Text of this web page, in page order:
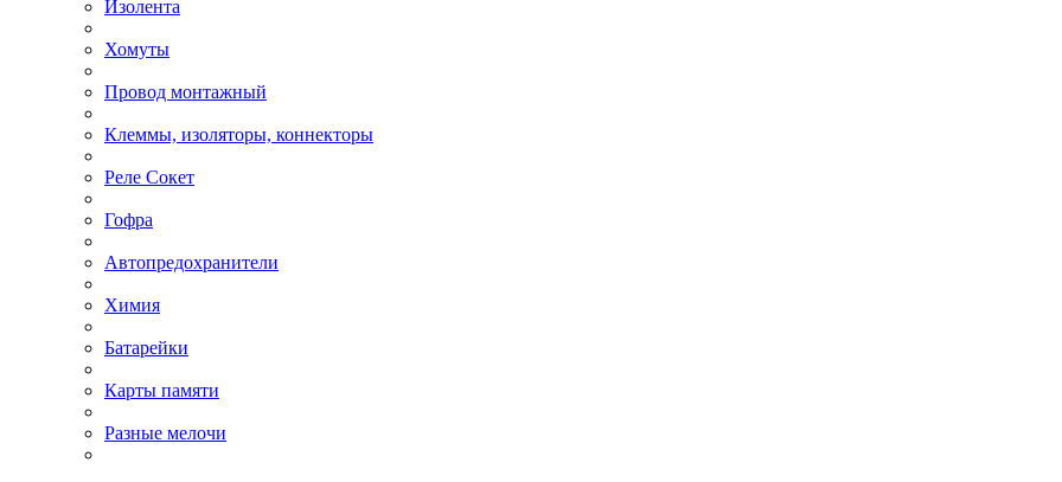
Изолента
Хомуты
Провод монтажный
Клеммы, изоляторы, коннекторы
Реле Сокет
Гофра
Автопредохранители
Химия
Батарейки
Карты памяти
Разные мелочи